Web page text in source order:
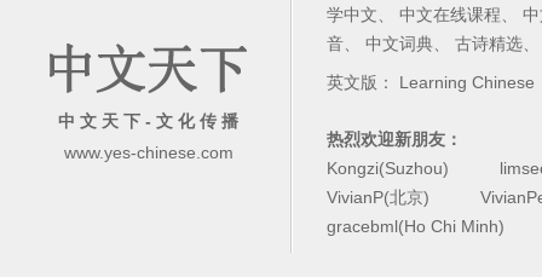
中 文 天 下 - 文 化 传 播
www.yes-chinese.com
学中文 中文在线课程
音
中文词典 古诗精选
英文版： Learning Chinese
热烈欢迎新朋友：
Kongzi(Suzhou)
VivianP(北京)
gracebml(Ho Chi Minh)